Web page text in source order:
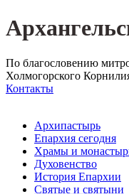
По благословению
Холмогорского
Контакты
Архипастырь
Епархия сегодня
Храмы и
Духовенство
История Епархии
Святые и святыни